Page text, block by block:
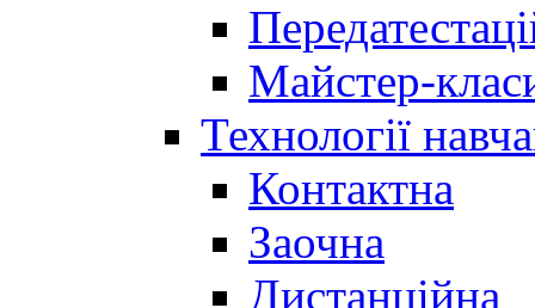
Майстер-
Технології
Контактна
Заочна
Дистанційна